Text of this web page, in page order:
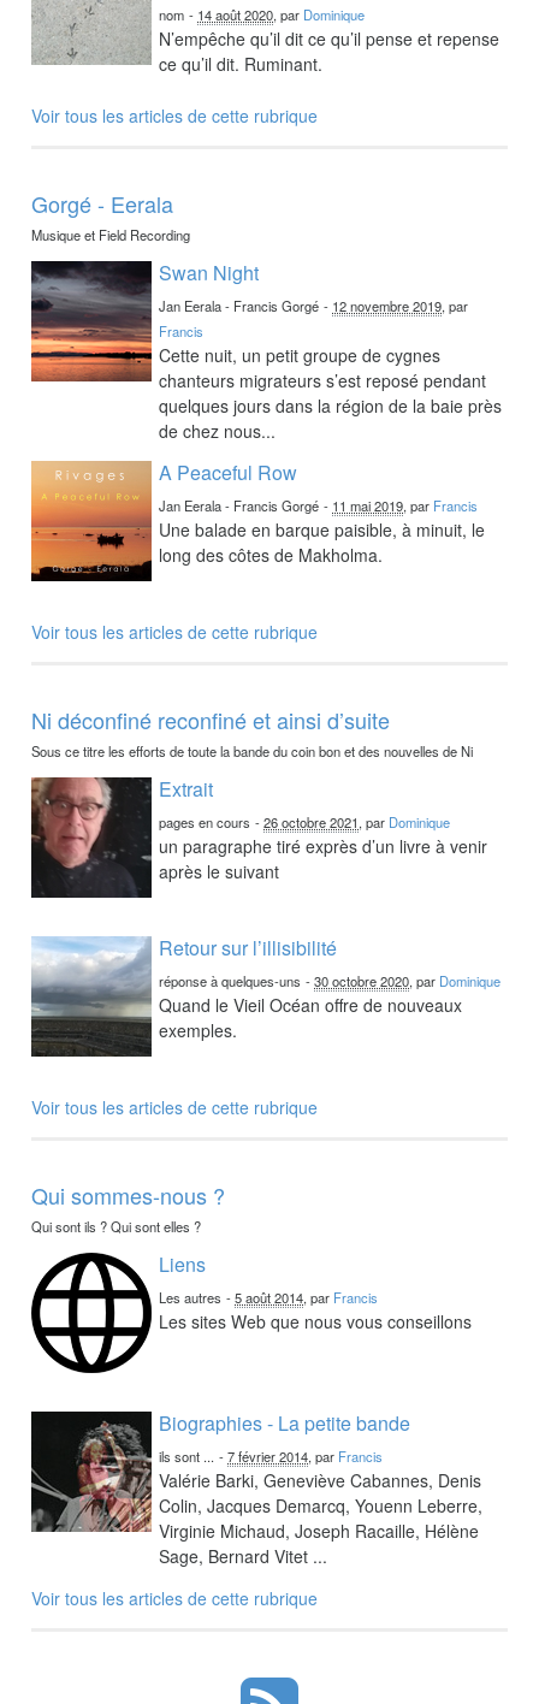
nom - 14 août 2020, par Dominique
N’empêche qu’il dit ce qu’il pense et repense
ce qu’il dit. Ruminant.
Voir tous les articles de cette rubrique
Gorgé - Eerala
Musique et Field Recording
Swan Night
Jan Eerala - Francis Gorgé - 12 novembre 2019, par
Francis
Cette nuit, un petit groupe de cygnes
chanteurs migrateurs s’est reposé pendant
quelques jours dans la région de la baie près
de chez nous...
A Peaceful Row
Jan Eerala - Francis Gorgé - 11 mai 2019, par Francis
Une balade en barque paisible, à minuit, le
long des côtes de Makholma.
Voir tous les articles de cette rubrique
Ni déconfiné reconfiné et ainsi d’suite
Sous ce titre les efforts de toute la bande du coin bon et des nouvelles de Ni
Extrait
pages en cours -26 octobre 2021, par Dominique
un paragraphe tiré exprès d’un livre à venir
après le suivant
Retour sur l’illisibilité
réponse à quelques-uns -30 octobre 2020, par Dominique
Quand le Vieil Océan offre de nouveaux
exemples.
Voir tous les articles de cette rubrique
Qui sommes-nous ?
Qui sont ils ? Qui sont elles ?
Liens
Les autres -5 août 2014, par Francis
Les sites Web que nous vous conseillons
Biographies - La petite bande
ils sont ... -7 février 2014, par Francis
Valérie Barki, Geneviève Cabannes, Denis
Colin, Jacques Demarcq, Youenn Leberre,
Virginie Michaud, Joseph Racaille, Hélène
Sage, Bernard Vitet ...
Voir tous les articles de cette rubrique